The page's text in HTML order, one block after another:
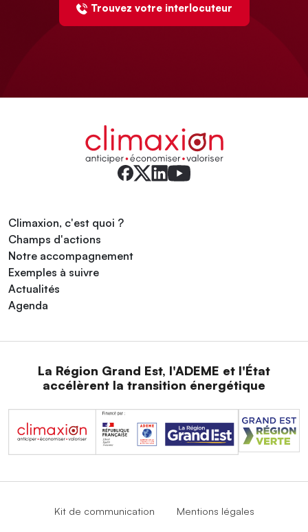
Trouvez votre interlocuteur
Climaxion, c'est quoi ?
Champs d'actions
Notre accompagnement
Exemples à suivre
Actualités
Agenda
La Région Grand Est, l'ADEME et l'État
accélèrent la transition énergétique
Kit de communication Mentions légales